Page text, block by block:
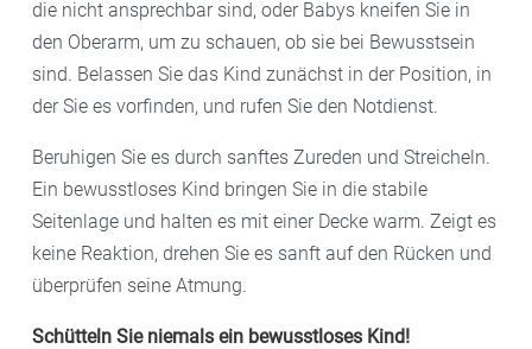
die nicht ansprechbar sind, oder Babys kneifen Sie in
den Oberarm, um zu schauen, ob sie bei Bewusstsein
sind. Belassen Sie das Kind zunächst in der Position, in
der Sie es vorfinden, und rufen Sie den Notdienst.
Beruhigen Sie es durch sanftes Zureden und Streicheln.
Ein bewusstloses Kind bringen Sie in die stabile
Seitenlage und halten es mit einer Decke warm. Zeigt es
keine Reaktion, drehen Sie es sanft auf den Rücken und
überprüfen seine Atmung.
Schütteln Sie niemals ein bewusstloses Kind!